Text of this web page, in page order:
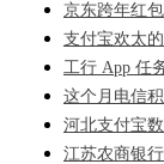
京东跨年红
支付宝欢太
工行 App 任
这个月电信
河北支付宝
江苏农商银